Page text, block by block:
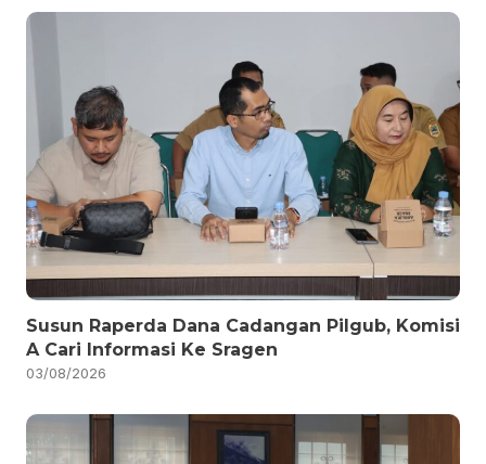
Susun Raperda Dana Cadangan Pilgub, Komisi
A Cari Informasi Ke Sragen
03/08/2026